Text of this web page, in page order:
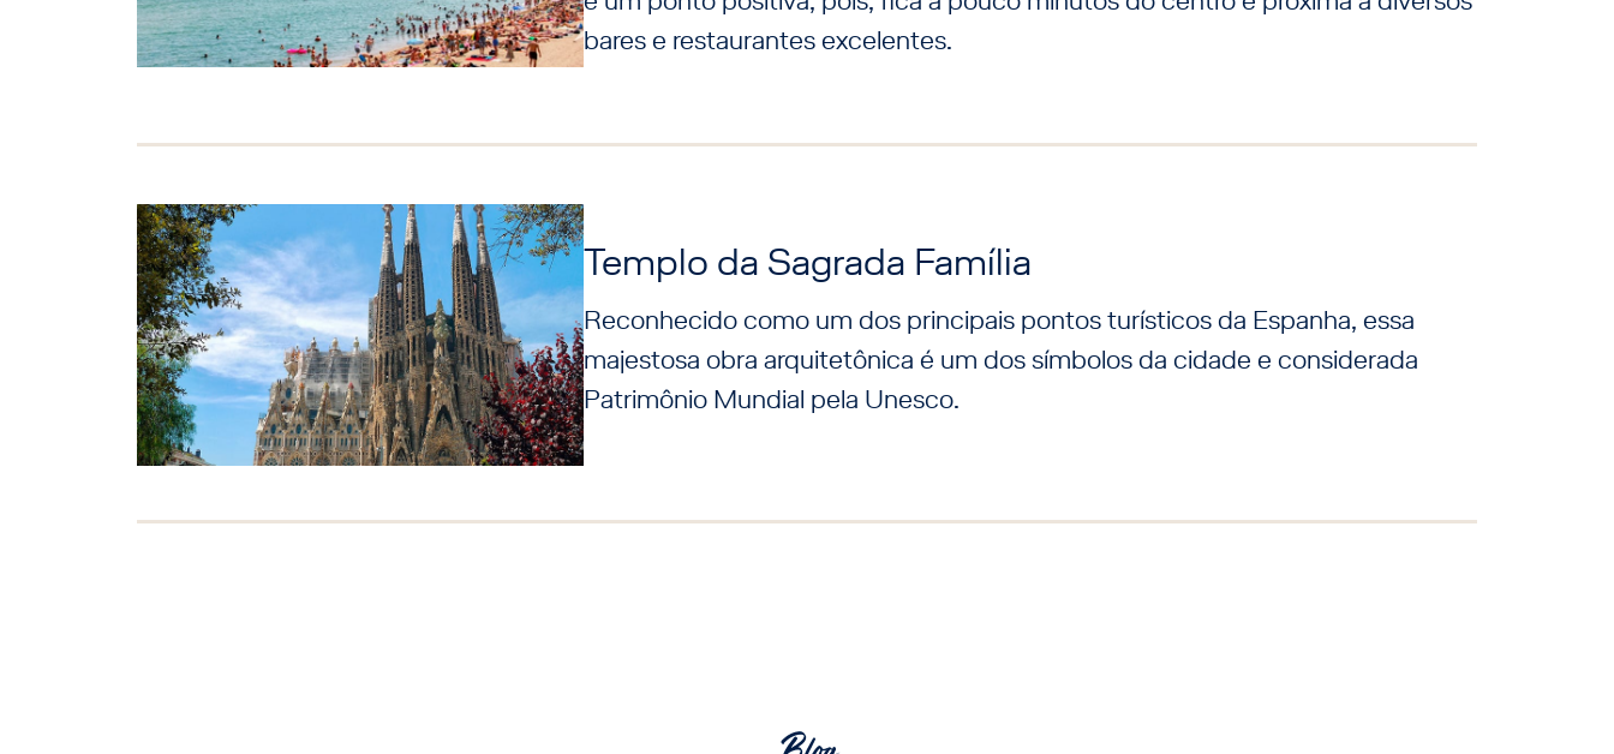
bares e restaurantes excelentes.
Templo da Sagrada Família
Reconhecido como um dos principais pontos turísticos da Espanha, essa
majestosa obra arquitetônica é um dos símbolos da cidade e considerada
Patrimônio Mundial pela Unesco.